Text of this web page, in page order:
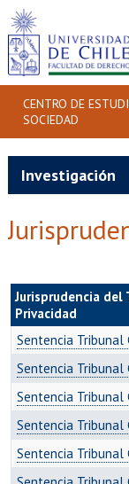
CENTRO DE
SOCIEDAD
Investigación
Jurisprudencia
Privacidad
Sentencia Tribunal
Sentencia Tribunal
Sentencia Tribunal
Sentencia Tribunal
Sentencia Tribunal